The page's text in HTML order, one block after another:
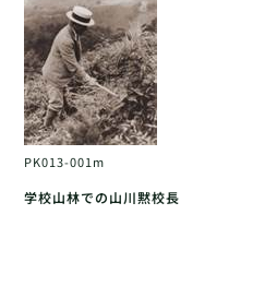
PK013-001m
学校山林での山川黙校長